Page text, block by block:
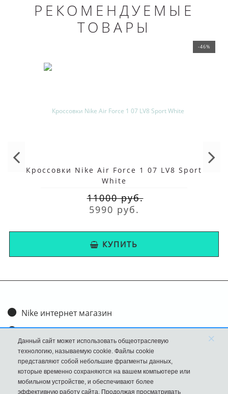
РЕКОМЕНДУЕМЫЕ
ТОВАРЫ
-46%
Кроссовки Nike Air Force 1 07 LV8 Sport
White
11000 руб.
5990 руб.
КУПИТЬ
Nike интернет магазин
Доставка и оплата
Обмен и возврат
Размеры
FAQ
Данный сайт может использовать общеотраслевую
технологию, называемую cookie. Файлы cookie
представляют собой небольшие фрагменты данных,
которые временно сохраняются на вашем компьютере или
мобильном устройстве, и обеспечивают более
эффективную работу сайта. Продолжая просматривать
×